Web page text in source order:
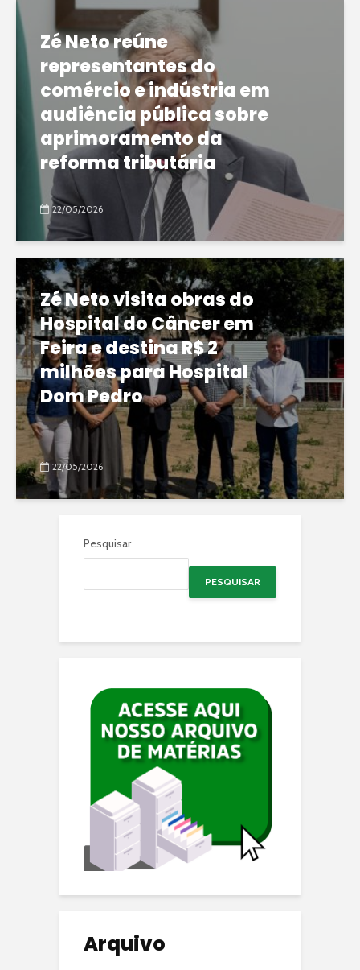
Zé Neto reúne
representantes do
comércio e indústria em
audiência pública sobre
aprimoramento da
reforma tributária
22/05/2026
Zé Neto visita obras do
Hospital do Câncer em
Feira e destina R$ 2
milhões para Hospital
Dom Pedro
22/05/2026
Pesquisar
PESQUISAR
Arquivo